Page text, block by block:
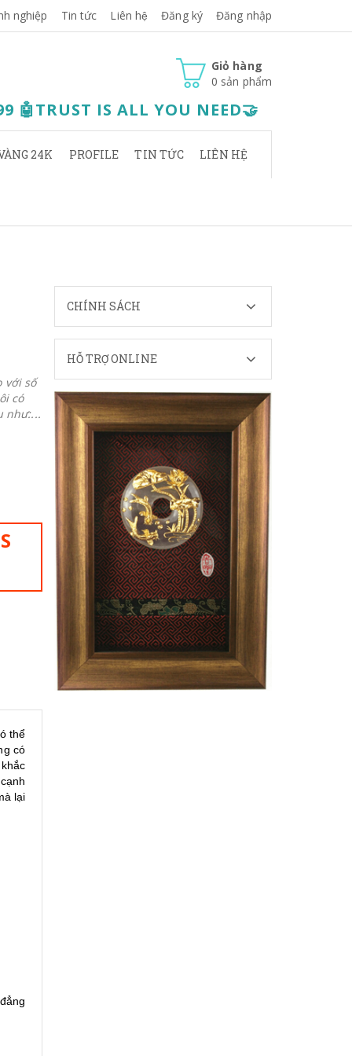
nghiệp Tin tức Liên hệ Đăng ký Đăng nhập
Giỏ hàng
0 sản phẩm
🤖TRUST IS ALL YOU NEED🤝
24K PROFILE TIN TỨC LIÊN HỆ
với số
có
như:...
thể
có
lại
CHÍNH SÁCH
HỖ TRỢ ONLINE